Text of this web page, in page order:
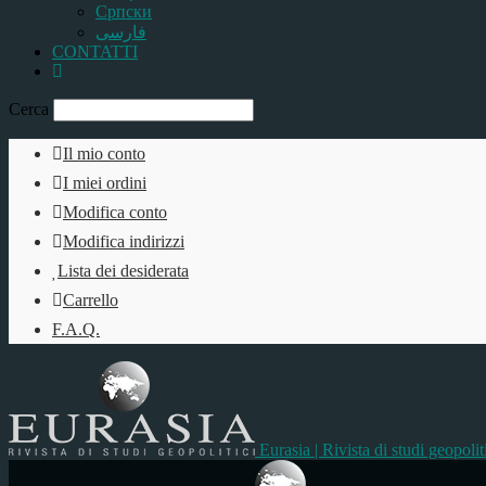
Српски
فارسی
CONTATTI
Cerca
Il mio conto
I miei ordini
Modifica conto
Modifica indirizzi
Lista dei desiderata
Carrello
F.A.Q.
Eurasia | Rivista di studi